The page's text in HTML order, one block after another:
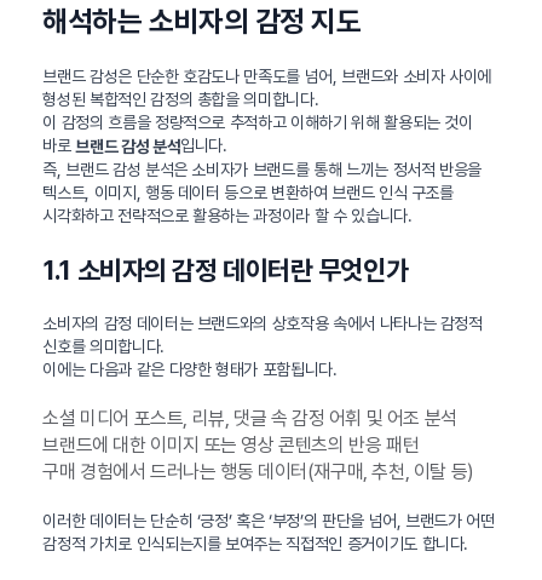
해석하는 소비자의 감정 지도
브랜드 감성은 단순한 호감도나 만족도를 넘어, 브랜드와 소비자 사이에
형성된 복합적인 감정의 총합을 의미합니다.
이 감정의 흐름을 정량적으로 추적하고 이해하기 위해 활용되는 것이
바로 브랜드 감성 분석입니다.
즉, 브랜드 감성 분석은 소비자가 브랜드를 통해 느끼는 정서적 반응을
텍스트, 이미지, 행동 데이터 등으로 변환하여 브랜드 인식 구조를
시각화하고 전략적으로 활용하는 과정이라 할 수 있습니다.
1.1 소비자의 감정 데이터란 무엇인가
소비자의 감정 데이터는 브랜드와의 상호작용 속에서 나타나는 감정적
신호를 의미합니다.
이에는 다음과 같은 다양한 형태가 포함됩니다.
소셜 미디어 포스트, 리뷰, 댓글 속 감정 어휘 및 어조 분석
브랜드에 대한 이미지 또는 영상 콘텐츠의 반응 패턴
구매 경험에서 드러나는 행동 데이터(재구매, 추천, 이탈 등)
이러한 데이터는 단순히 ‘긍정’ 혹은 ‘부정’의 판단을 넘어, 브랜드가 어떤
감정적 가치로 인식되는지를 보여주는 직접적인 증거이기도 합니다.